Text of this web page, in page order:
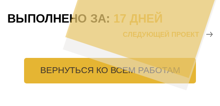
ВЫПОЛНЕНО ЗА: 17 ДНЕЙ
СЛЕДУЮЩЕЙ ПРОЕКТ
ВЕРНУТЬСЯ КО ВСЕМ РАБОТАМ